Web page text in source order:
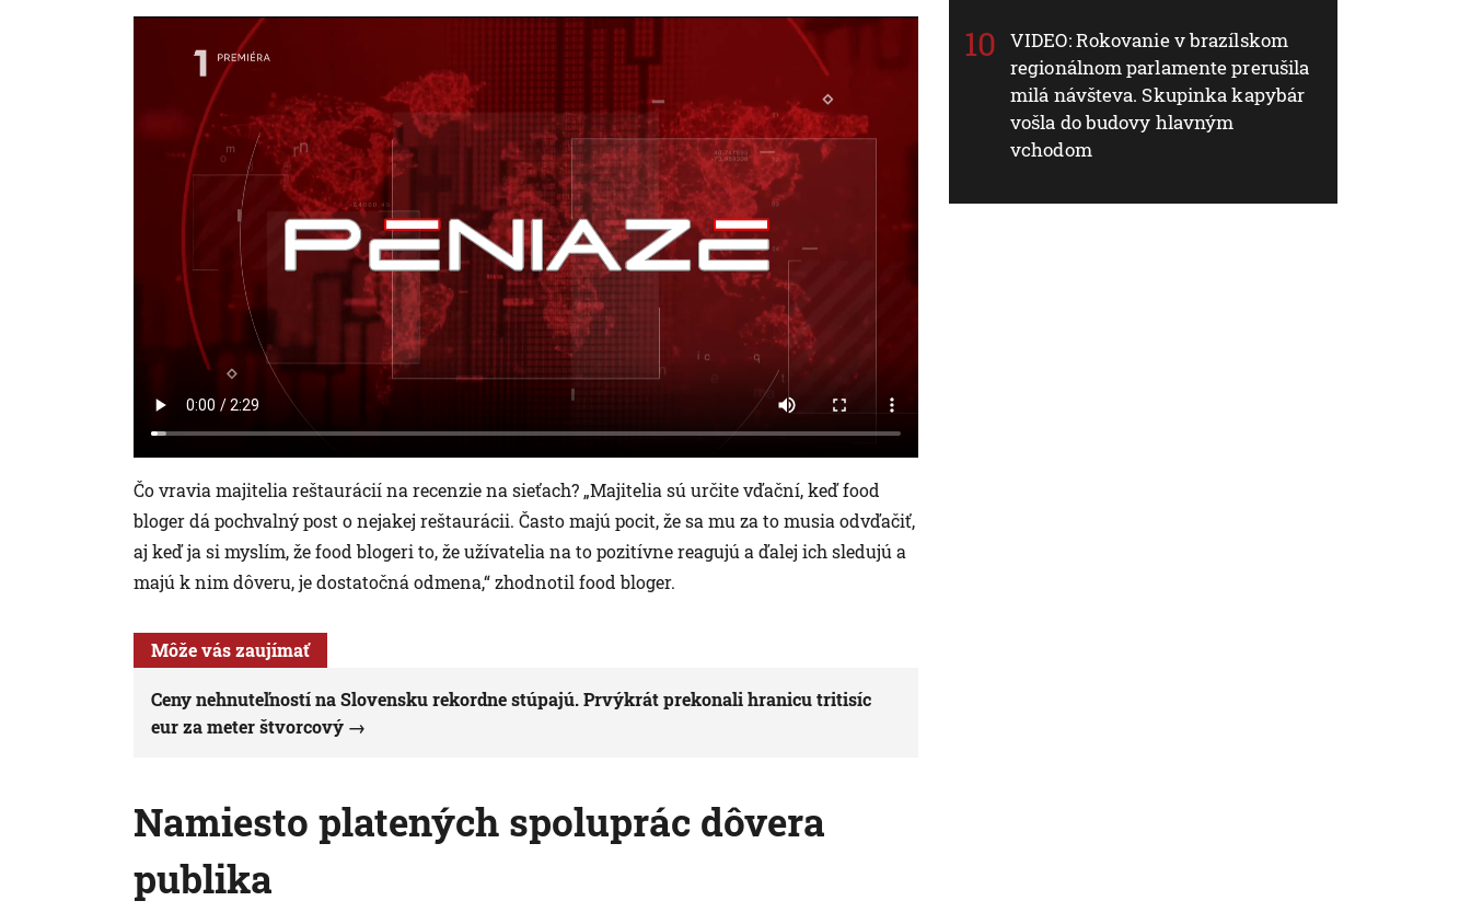
Čo vravia majitelia reštaurácií na recenzie na sieťach? „Majitelia sú určite vďační, keď food
bloger dá pochvalný post o nejakej reštaurácii. Často majú pocit, že sa mu za to musia odvďačiť,
aj keď ja si myslím, že food blogeri to, že užívatelia na to pozitívne reagujú a ďalej ich sledujú a
majú k nim dôveru, je dostatočná odmena,“ zhodnotil food bloger.
Môže vás zaujímať
Ceny nehnuteľností na Slovensku rekordne stúpajú. Prvýkrát prekonali hranicu tritisíc
eur za meter štvorcový
Namiesto platených spoluprác dôvera
publika
VIDEO: Rokovanie v brazílskom
regionálnom parlamente prerušila
milá návšteva. Skupinka kapybár
vošla do budovy hlavným
vchodom